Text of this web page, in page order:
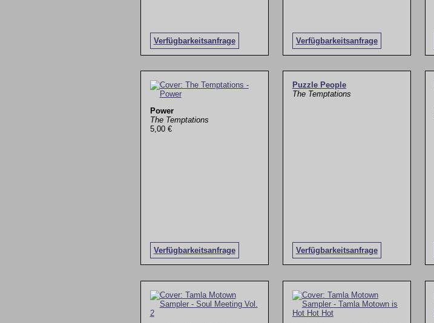
Verfügbarkeitsanfrage Verfügbarkeitsanfrage
Power
The Temptations
5,00 €
Verfügbarkeitsanfrage
Puzzle People
The Temptations
Verfügbarkeitsanfrage